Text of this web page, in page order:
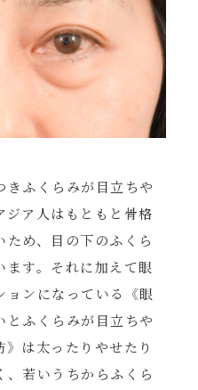
きふくらみが目立ちや
ジア人はもともと骨格
め、目の下のふくら
ます。それに加えて眼
ョンになっている《眼
とふくらみが目立ちや
は太ったりやせたり
、若いうちからふくら